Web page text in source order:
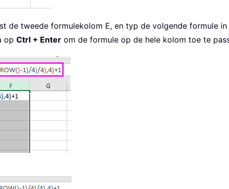
de tweede formulekolom E, en typ de volgende formule
op Ctrl + Enter om de formule op de hele kolom toe te